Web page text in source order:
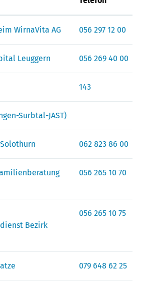
WirnaVita AG 056 297 12 00
Leuggern 056 269 40 00
143
Surbtal-JAST)
062 823 86 00
056 265 10 70
Bezirk
056 265 10 75
079 648 62 25